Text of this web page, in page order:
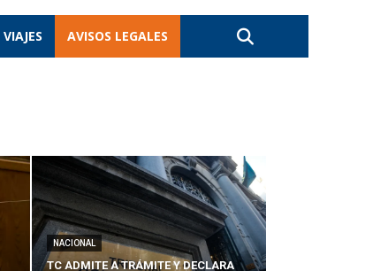
VIAJES AVISOS LEGALES
NACIONAL
TC ADMITE A TRÁMITE Y DECLARA